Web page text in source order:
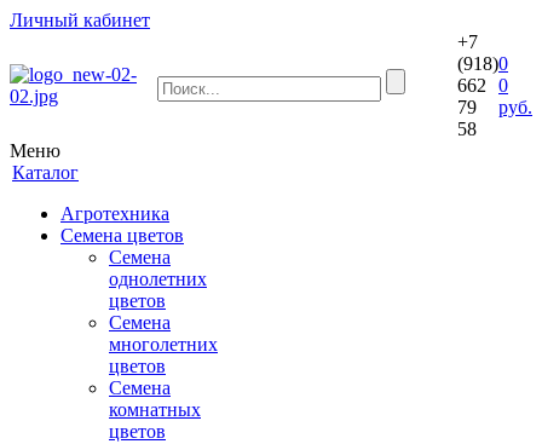
Личный кабинет
+7
(918)
662
79
58
0
0
руб.
Меню
Каталог
Агротехника
Семена цветов
Семена
однолетних
цветов
Семена
многолетних
цветов
Семена
комнатных
цветов